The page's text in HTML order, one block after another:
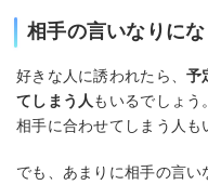
相手の言いなりに
好きな人に誘われたら、予
てしまう人もいるでしょう
相手に合わせてしまう人も
でも、あまりに相手の言